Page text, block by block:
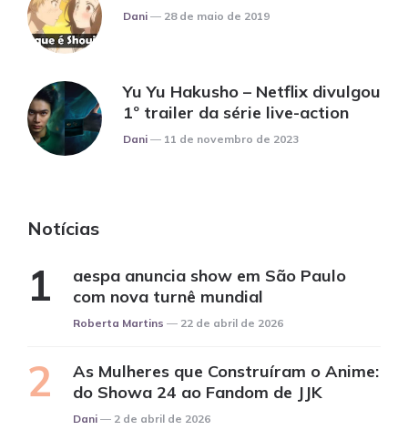
Posted
Dani 28 de maio de 2019
Yu Yu Hakusho – Netflix divulgou
1º trailer da série live-action
Posted
Dani 11 de novembro de 2023
Notícias
aespa anuncia show em São Paulo
com nova turnê mundial
Posted
Roberta Martins 22 de abril de 2026
As Mulheres que Construíram o Anime:
do Showa 24 ao Fandom de JJK
Posted
Dani 2 de abril de 2026